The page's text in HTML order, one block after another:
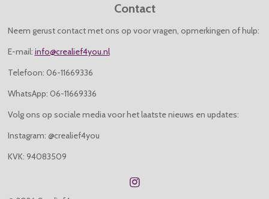
Contact
Neem gerust contact met ons op voor vragen, opmerkingen of hulp:
E-mail: info@crealief4you.nl
Telefoon: 06-11669336
WhatsApp: 06-11669336
Volg ons op sociale media voor het laatste nieuws en updates:
Instagram: @crealief4you
KVK: 94083509
I